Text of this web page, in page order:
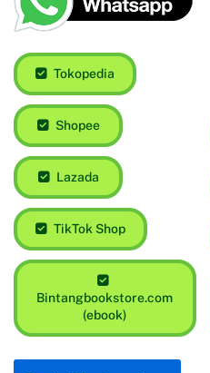
Tokopedia
Shopee
Lazada
TikTok Shop
Bintangbookstore.com
(ebook)